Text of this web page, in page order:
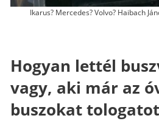
Ikarus? Mercedes? Volvo? Haibach
Hogyan lettél
vagy, aki már az
buszokat